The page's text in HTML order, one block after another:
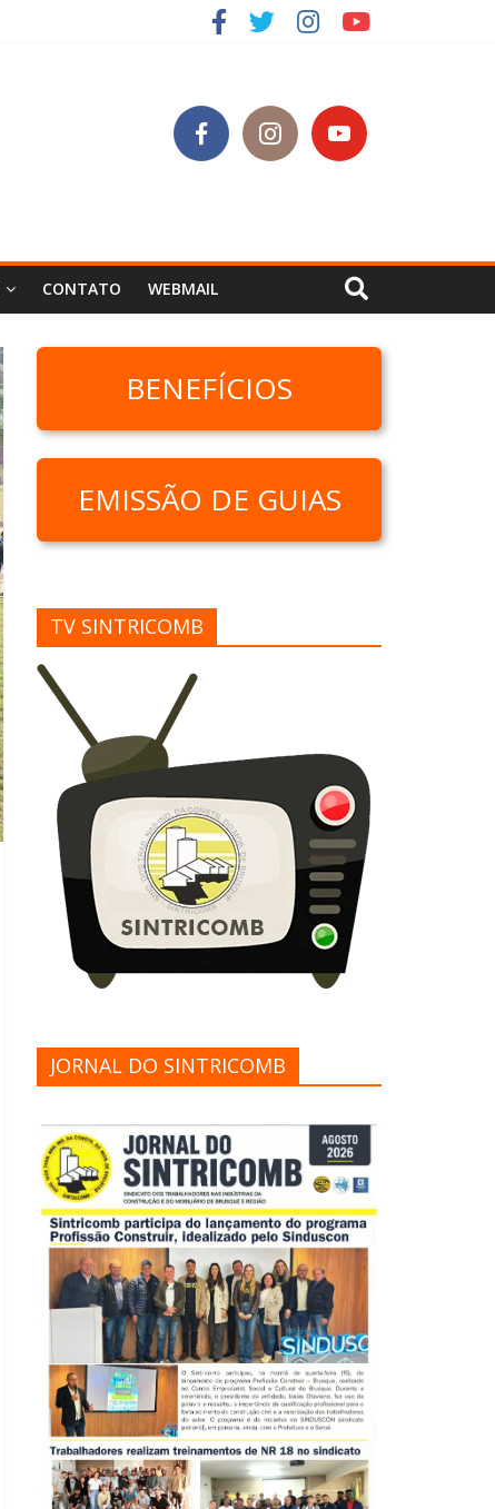
CONTATO WEBMAIL
BENEFÍCIOS
EMISSÃO DE GUIAS
TV SINTRICOMB
JORNAL DO SINTRICOMB